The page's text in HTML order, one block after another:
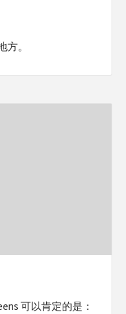
。
可以肯定的是：